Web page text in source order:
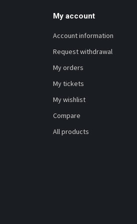
My account
Account information
Request withdrawal
My orders
My tickets
My wishlist
Compare
All products